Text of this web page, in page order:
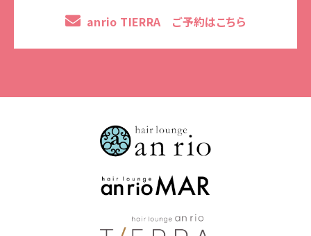
anrio TIERRA ご予約はこちら